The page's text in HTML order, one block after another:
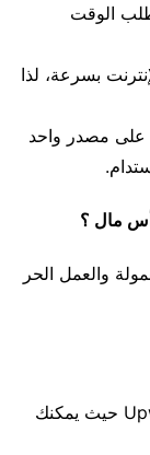
الوقت
بسرعة، لذا
على مصدر واحد
مال ؟
والعمل الحر
من أشهر المنصات للعمل الحر Fiverr وUpwork حيث يمكنك